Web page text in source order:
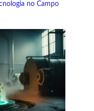
no Campo